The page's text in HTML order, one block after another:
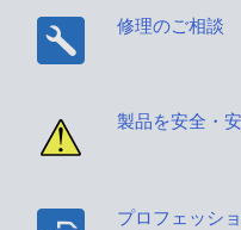
修理のご相談
製品を安全・
プロフェッシ